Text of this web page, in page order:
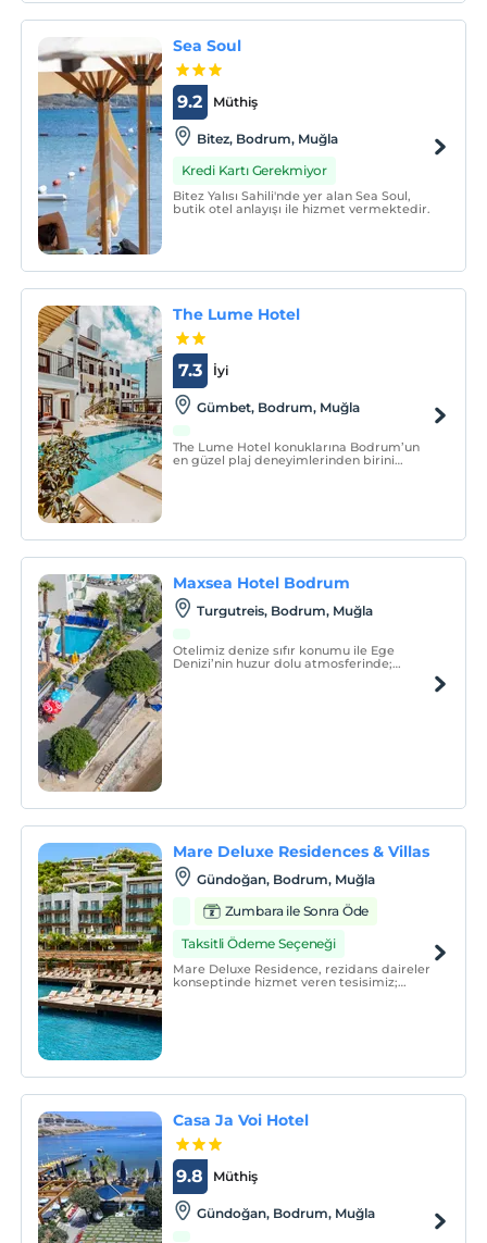
Sea Soul
Müthiş
9.2
Bitez, Bodrum, Muğla
Kredi Kartı Gerekmiyor
Bitez Yalısı Sahili'nde yer alan Sea Soul,
butik otel anlayışı ile hizmet vermektedir.
The Lume Hotel
İyi
7.3
Gümbet, Bodrum, Muğla
The Lume Hotel konuklarına Bodrum’un
en güzel plaj deneyimlerinden birini
Maxsea Hotel Bodrum
Turgutreis, Bodrum, Muğla
Otelimiz denize sıfır konumu ile Ege
Denizi’nin huzur dolu atmosferinde;
Mare Deluxe Residences & Villas
Gündoğan, Bodrum, Muğla
Zumbara ile Sonra Öde
Taksitli Ödeme Seçeneği
Mare Deluxe Residence, rezidans daireler
konseptinde hizmet veren tesisimiz;
Casa Ja Voi Hotel
Müthiş
9.8
Gündoğan, Bodrum, Muğla